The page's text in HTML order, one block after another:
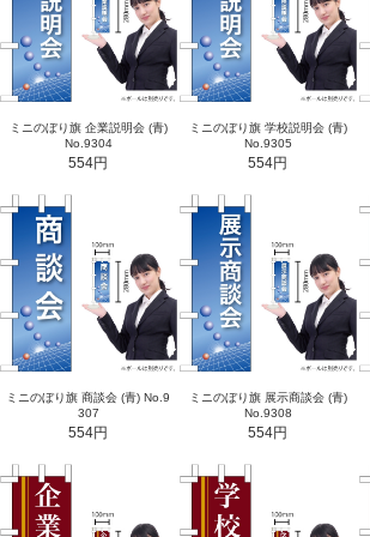
ミニのぼり旗 企業説明会 (青)
No.9304
554円
ミニのぼり旗 学校説明会 (青)
No.9305
554円
ミニのぼり旗 商談会 (青) No.9
307
554円
ミニのぼり旗 展示商談会 (青)
No.9308
554円